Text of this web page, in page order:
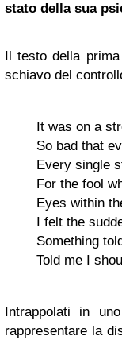
stato della sua
Il testo della
schiavo del
It was on a
So bad that
Every single
For the fool
Eyes within
I felt the
Something
Told me I
Intrappolati in
rappresentare la